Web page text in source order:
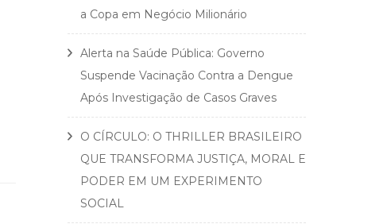
a Copa em Negócio Milionário
Alerta na Saúde Pública: Governo
Suspende Vacinação Contra a Dengue
Após Investigação de Casos Graves
O CÍRCULO: O THRILLER BRASILEIRO
QUE TRANSFORMA JUSTIÇA, MORAL E
PODER EM UM EXPERIMENTO
SOCIAL